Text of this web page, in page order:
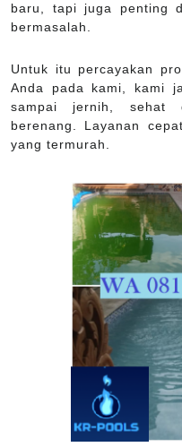
baru, tapi juga penting
bermasalah.
Untuk itu percayakan
Anda pada kami, kami
sampai jernih, sehat
berenang. Layanan
yang termurah.